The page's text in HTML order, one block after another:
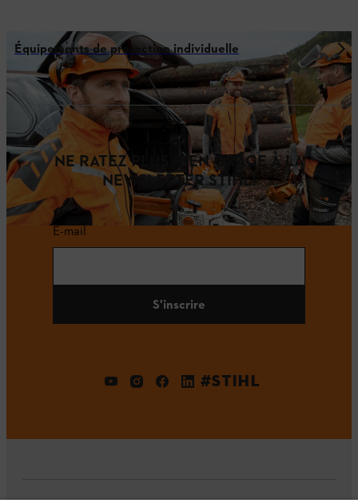
Équipements de protection individuelle
NE RATEZ PLUS RIEN GRÂCE À LA
NEWSLETTER STIHL!
E-mail
S'inscrire
#STIHL